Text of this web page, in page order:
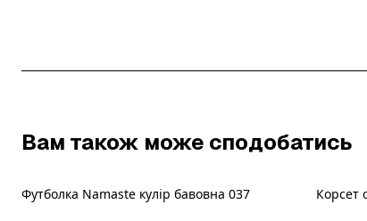
Вам також може сподобатись
Футболка Namaste кулір бавовна 037 Корсет